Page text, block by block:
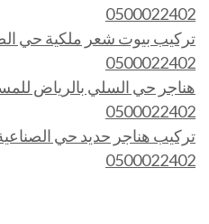
0500022402
تركيب بيوت شعر ملكية حي
0500022402
هناجر حي السلي بالرياض
0500022402
تركيب هناجر حديد حي
0500022402